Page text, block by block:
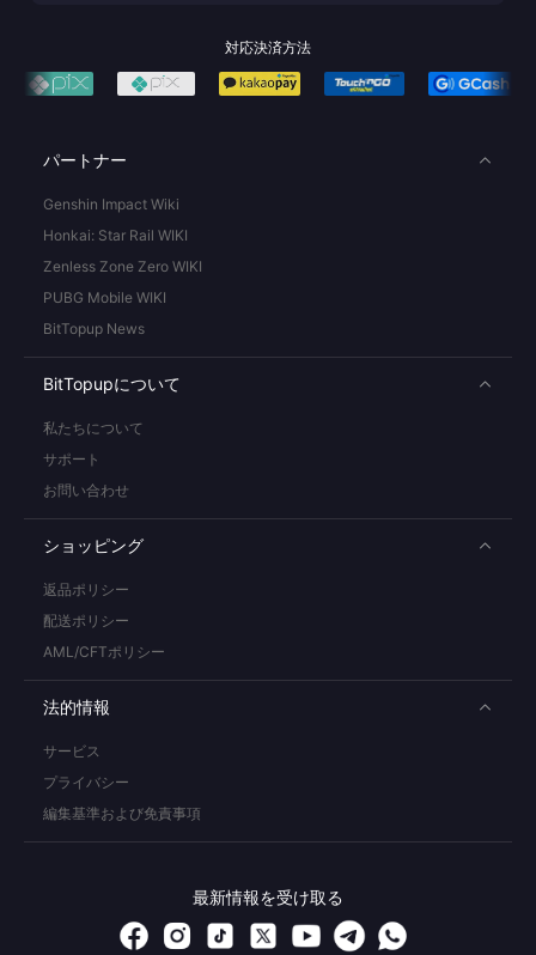
対応決済方法
パートナー
Genshin Impact Wiki
Honkai: Star Rail WIKI
Zenless Zone Zero WIKI
PUBG Mobile WIKI
BitTopup News
BitTopupについて
私たちについて
サポート
お問い合わせ
ショッピング
返品ポリシー
配送ポリシー
AML/CFTポリシー
法的情報
サービス
プライバシー
編集基準および免責事項
最新情報を受け取る